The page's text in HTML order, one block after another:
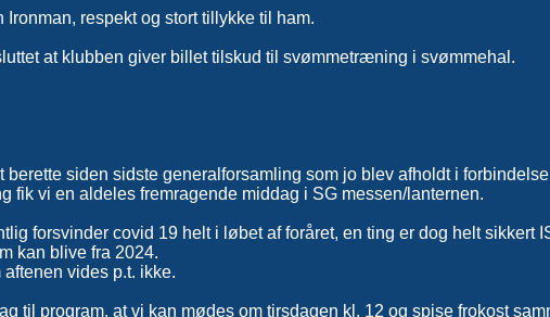
respekt og stort tillykke til ham.
at klubben giver billet tilskud til svømmetræning i svømmehal.
berette siden sidste generalforsamling som jo blev afholdt i
fik vi en aldeles fremragende middag i SG messen/lanternen.
forsvinder covid 19 helt i løbet af foråret, en ting er dog helt
kan blive fra 2024.
vides p.t. ikke.
til program, at vi kan mødes om tirsdagen kl. 12 og spise frokost